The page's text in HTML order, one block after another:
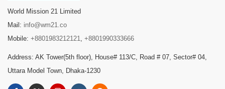
World Mission 21 Limited
Mail: info@wm21.co
Mobile: +8801983212121, +8801990333666
Address: AK Tower(5th floor), House# 113/C, Road # 07, Sector# 04,
Uttara Model Town, Dhaka-1230